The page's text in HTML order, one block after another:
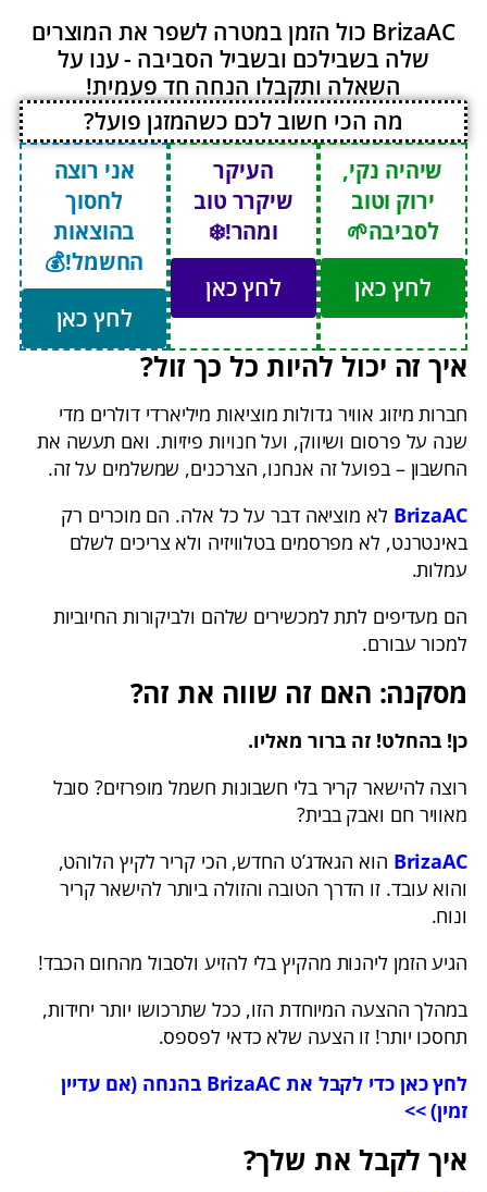
BrizaAC כול הזמן במטרה לשפר את המוצרים
שלה בשבילכם ובשביל הסביבה - ענו על
השאלה ותקבלו הנחה חד פעמית!
מה הכי חשוב לכם כשהמזגן פועל?
שיהיה נקי,
ירוק וטוב
לסביבה🌱
לחץ כאן
העיקר
שיקרר טוב
ומהר!❄️
לחץ כאן
אני רוצה
לחסוך
בהוצאות
החשמל!💰
לחץ כאן
איך זה יכול להיות כל כך זול?
חברות מיזוג אוויר גדולות מוציאות מיליארדי דולרים מדי
שנה על פרסום ושיווק, ועל חנויות פיזיות. ואם תעשה את
החשבון – בפועל זה אנחנו, הצרכנים, שמשלמים על זה.
BrizaAC לא מוציאה דבר על כל אלה. הם מוכרים רק
באינטרנט, לא מפרסמים בטלוויזיה ולא צריכים לשלם
עמלות.
הם מעדיפים לתת למכשירים שלהם ולביקורות החיוביות
למכור עבורם.
מסקנה: האם זה שווה את זה?
כן! בהחלט! זה ברור מאליו.
רוצה להישאר קריר בלי חשבונות חשמל מופרזים? סובל
מאוויר חם ואבק בבית?
BrizaAC הוא הגאדג’ט החדש, הכי קריר לקיץ הלוהט,
והוא עובד. זו הדרך הטובה והזולה ביותר להישאר קריר
ונוח.
הגיע הזמן ליהנות מהקיץ בלי להזיע ולסבול מהחום הכבד!
במהלך ההצעה המיוחדת הזו, ככל שתרכושו יותר יחידות,
תחסכו יותר! זו הצעה שלא כדאי לפספס.
לחץ כאן כדי לקבל את BrizaAC בהנחה (אם עדיין
זמין) >>
איך לקבל את שלך?